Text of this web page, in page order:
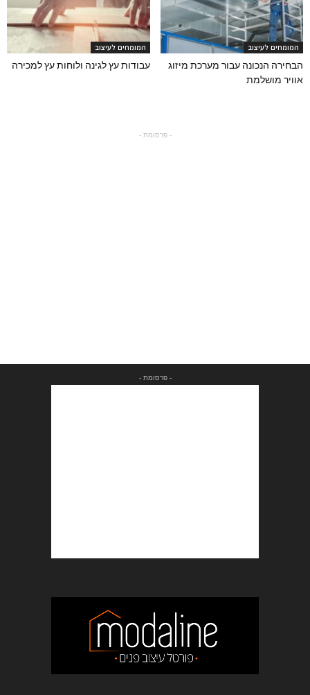
המומחים לעיצוב
הבחירה הנכונה עבור מערכת מיזוג
אוויר מושלמת
המומחים לעיצוב
עבודות עץ לגינה ולוחות עץ למכירה
- פרסומת -
- פרסומת -